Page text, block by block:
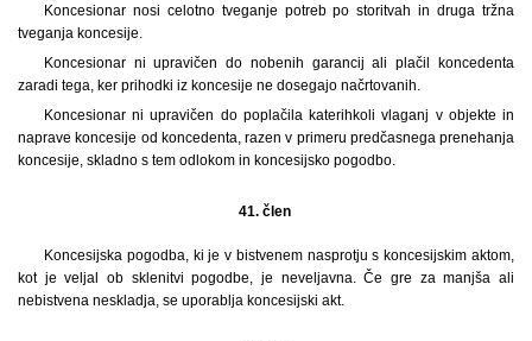
Koncesionar nosi celotno tveganje potreb po storitvah in druga tržna
tveganja koncesije.
Koncesionar ni upravičen do nobenih garancij ali plačil koncedenta
zaradi tega, ker prihodki iz koncesije ne dosegajo načrtovanih.
Koncesionar ni upravičen do poplačila katerihkoli vlaganj v objekte in
naprave koncesije od koncedenta, razen v primeru predčasnega prenehanja
koncesije, skladno s tem odlokom in koncesijsko pogodbo.
41. člen
Koncesijska pogodba, ki je v bistvenem nasprotju s koncesijskim aktom,
kot je veljal ob sklenitvi pogodbe, je neveljavna. Če gre za manjša ali
nebistvena neskladja, se uporablja koncesijski akt.